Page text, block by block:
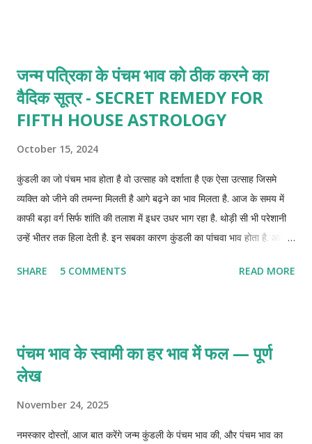
जन्म पत्रिका के पंचम भाव को ठीक करने का
वैदिक सूत्र - SECRET REMEDY FOR
FIFTH HOUSE ASTROLOGY
October 15, 2024
कुंडली का जो पंचम भाव होता है वो उत्साह को दर्शाता है एक ऐसा उत्साह जिसमे
व्यक्ति को जीने की तमन्ना मिलती है आगे बढ़ने का भाव मिलता है. आज के समय में
काफी बड़ा वर्ग सिर्फ शांति की तलाश में इधर उधर भाग रहा है. थोड़ी सी भी परेशानी
उन्हें भीतर तक हिला देती है. इन सबका कारण कुंडली का पांचवा भाव होता है. आज
सकते है.
SHARE 5 COMMENTS READ MORE
पंचम भाव के स्वामी का हर भाव में फल — पूर्ण
लेख
November 24, 2025
नमस्कार दोस्तों, आज बात करेंगे जन्म कुंडली के पंचम भाव की, और पंचम भाव का